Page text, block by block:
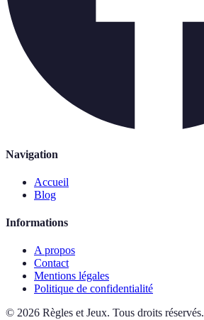
Navigation
Accueil
Blog
Informations
A propos
Contact
Mentions légales
Politique de confidentialité
© 2026 Règles et Jeux. Tous droits réservés.